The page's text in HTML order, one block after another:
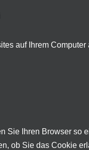
auf Ihrem Computer
Ihren Browser so
ob Sie das Cookie